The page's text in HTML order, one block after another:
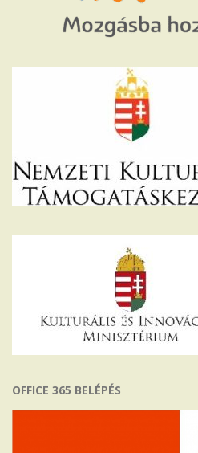
OFFICE 365 BELÉPÉS